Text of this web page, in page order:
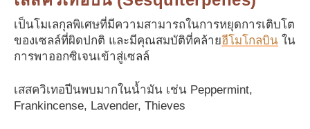
เป็นโมเลกุลพิเศษที่มีความสามารถในการหยุดการเติบโต
ของเซลล์ที่ผิดปกติ และมีคุณสมบัติที่คล้ายฮีโมโกลบิน ใน
การพาออกซิเจนเข้าสู่เซลล์
เสสควิเทอปีนพบมากในน้ำมัน เช่น Peppermint,
Frankincense, Lavender, Thieves